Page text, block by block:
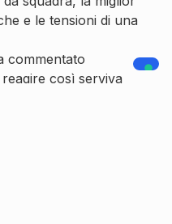
e le tensioni di una
commentato
così serviva